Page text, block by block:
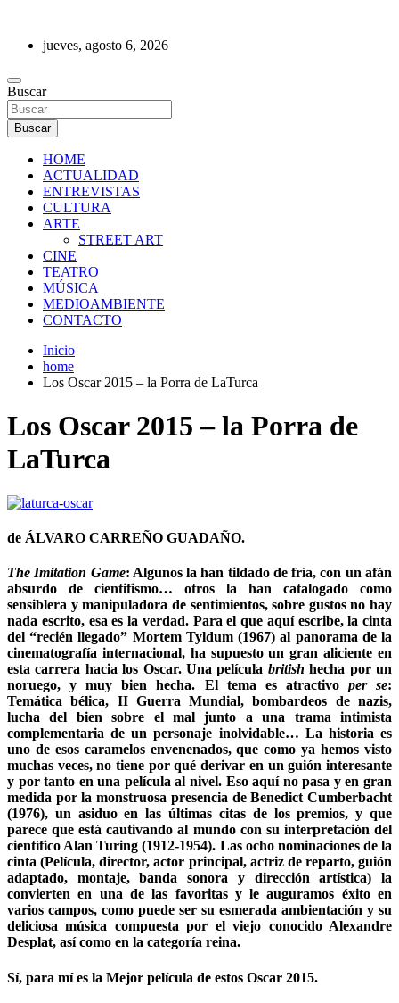
contenidojueves, agosto 6, 2026
REVISTA DE PRENSA
Buscar
Buscar
HOME
ACTUALIDAD
ENTREVISTAS
CULTURA
ARTE
STREET ART
CINE
TEATRO
MÚSICA
MEDIOAMBIENTE
CONTACTO
Inicio
home
Los Oscar 2015 – la Porra de LaTurca
Los Oscar 2015 – la Porra de
LaTurca
de ÁLVARO CARREÑO GUADAÑO.
The Imitation Game: Algunos la han tildado de fría, con un afán
absurdo de cientifismo… otros la han catalogado como
sensiblera y manipuladora de sentimientos, sobre gustos no hay
nada escrito, esa es la verdad. Para el que aquí escribe, la cinta
del “recién llegado” Mortem Tyldum (1967) al panorama de la
cinematografía internacional, ha supuesto un gran aliciente en
esta carrera hacia los Oscar. Una película british hecha por un
noruego, y muy bien hecha. El tema es atractivo per se:
Temática bélica, II Guerra Mundial, bombardeos de nazis,
lucha del bien sobre el mal junto a una trama intimista
complementaria de un personaje inolvidable… La historia es
uno de esos caramelos envenenados, que como ya hemos visto
muchas veces, no tiene por qué derivar en un guión interesante
y por tanto en una película al nivel. Eso aquí no pasa y en gran
medida por la monstruosa presencia de Benedict Cumberbacht
(1976), un asiduo en las últimas citas de los premios, y que
parece que está cautivando al mundo con su interpretación del
científico Alan Turing (1912-1954). Las ocho nominaciones de la
cinta (Película, director, actor principal, actriz de reparto, guión
adaptado, montaje, banda sonora y dirección artística) la
convierten en una de las favoritas y le auguramos éxito en
varios campos, como puede ser su esmerada ambientación y su
deliciosa música compuesta por el viejo conocido Alexandre
Desplat, así como en la categoría reina.
Sí, para mí es la Mejor película de estos Oscar 2015.